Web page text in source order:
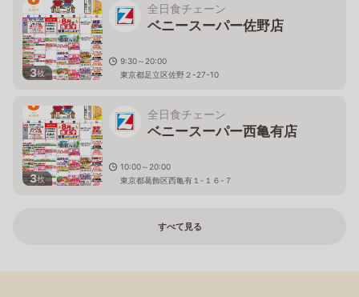
3枚
全日食チェーン
ベニースーパー佐野店
9:30～20:00
東京都足立区佐野２-27-10
3枚
全日食チェーン
ベニースーパー西亀有店
10:00～20:00
東京都葛飾区西亀有１-１６-７
すべて見る